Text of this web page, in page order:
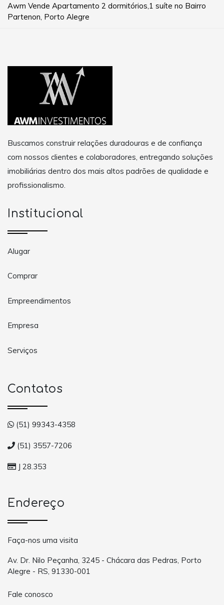
Awm Vende Apartamento 2 dormitórios,1 suíte no Bairro
Partenon, Porto Alegre
Buscamos construir relações duradouras e de confiança
com nossos clientes e colaboradores, entregando soluções
imobiliárias dentro dos mais altos padrões de qualidade e
profissionalismo.
Institucional
Alugar
Comprar
Empreendimentos
Empresa
Serviços
Contatos
(51) 99343-4358
(51) 3557-7206
J 28.353
Endereço
Faça-nos uma visita
Av. Dr. Nilo Peçanha, 3245 - Chácara das Pedras, Porto
Alegre - RS, 91330-001
Fale conosco